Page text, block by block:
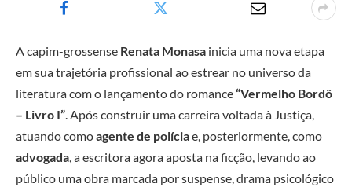
A capim-grossense Renata Monasa inicia uma nova etapa
em sua trajetória profissional ao estrear no universo da
literatura com o lançamento do romance“Vermelho Bordô
– Livro I”. Após construir uma carreira voltada à Justiça,
atuando comoagente de políciae, posteriormente, como
advogada, a escritora agora aposta na ficção, levando ao
público uma obra marcada por suspense, drama psicológico